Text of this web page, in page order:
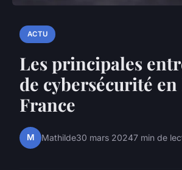
ACTU
Les principales
de cybersécurité
France
M Mathilde30 mars 20247 min de